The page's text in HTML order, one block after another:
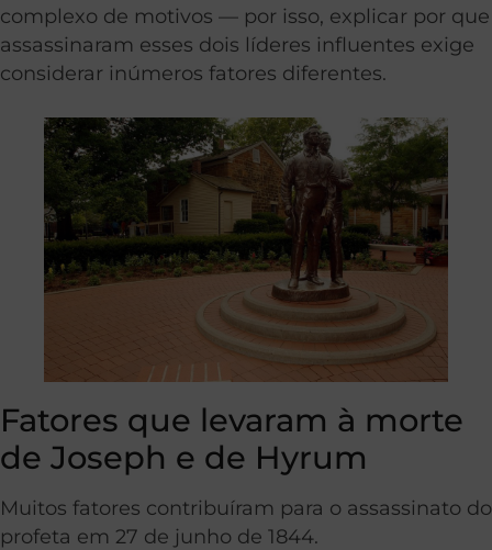
complexo de motivos — por isso, explicar por que
assassinaram esses dois líderes influentes exige
considerar inúmeros fatores diferentes.
Fatores que levaram à morte
de Joseph e de Hyrum
Muitos fatores contribuíram para o assassinato do
profeta em 27 de junho de 1844.